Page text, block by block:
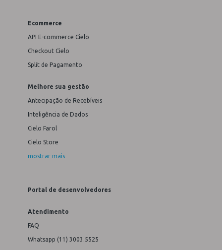
Ecommerce
API E-commerce Cielo
Checkout Cielo
Split de Pagamento
Melhore sua gestão
Antecipação de Recebíveis
Inteligência de Dados
Cielo Farol
Cielo Store
mostrar mais
Portal de desenvolvedores
Atendimento
FAQ
Whatsapp (11) 3003.5525